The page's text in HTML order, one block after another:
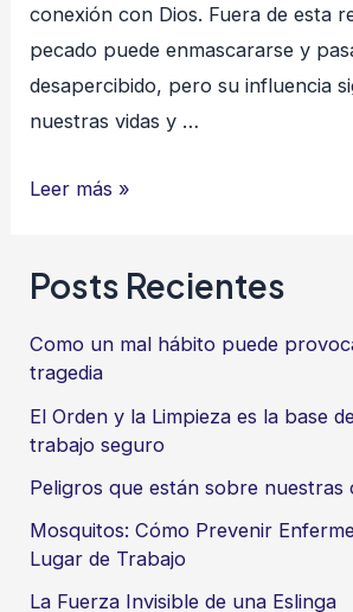
conexión con Dios. Fuera de esta
pecado puede enmascararse y
desapercibido, pero su influencia
nuestras vidas y …
La
Pecado
Leer más »
Posts Recientes
Como un mal hábito puede
tragedia
El Orden y la Limpieza es la base
trabajo seguro
Peligros que están sobre nuestras
Mosquitos: Cómo Prevenir
Lugar de Trabajo
La Fuerza Invisible de una Eslinga